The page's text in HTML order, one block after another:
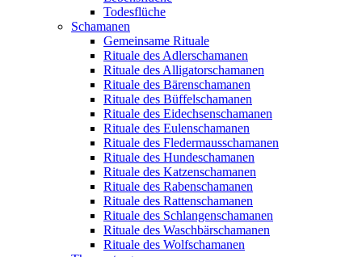
Todesflüche
Schamanen
Gemeinsame Rituale
Rituale des Adlerschamanen
Rituale des Alligatorschamanen
Rituale des Bärenschamanen
Rituale des Büffelschamanen
Rituale des Eidechsenschamanen
Rituale des Eulenschamanen
Rituale des Fledermausschamanen
Rituale des Hundeschamanen
Rituale des Katzenschamanen
Rituale des Rabenschamanen
Rituale des Rattenschamanen
Rituale des Schlangenschamanen
Rituale des Waschbärschamanen
Rituale des Wolfschamanen